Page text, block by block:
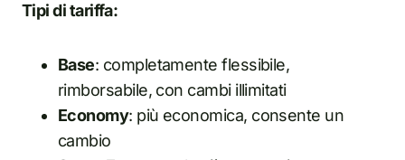
Tipi di tariffa:
Base: completamente flessibile,
rimborsabile, con cambi illimitati
Economy: più economica, consente un
cambio